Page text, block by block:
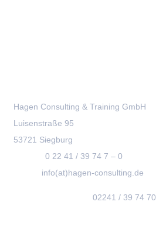
Hagen Consulting & Training GmbH
Luisenstraße 95
53721 Siegburg
0 22 41 / 39 74 7 – 0
info(at)hagen-consulting.de
02241 / 39 74 70